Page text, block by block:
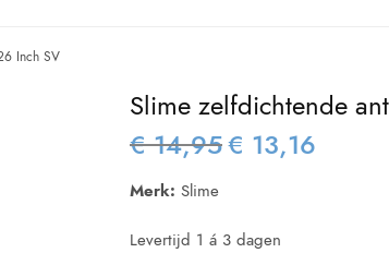
Inch SV
Slime zelfdichtende
€14,95 Oorspronkelijke
€ 13,16
Merk: Slime
Levertijd 1 á 3 dagen